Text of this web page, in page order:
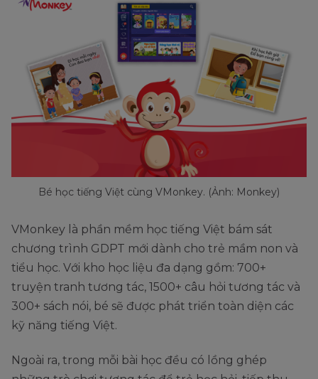
Bé học tiếng Việt cùng VMonkey. (Ảnh: Monkey)
VMonkey là phần mềm học tiếng Việt bám sát
chương trình GDPT mới dành cho trẻ mầm non và
tiểu học. Với kho học liệu đa dạng gồm: 700+
truyện tranh tương tác, 1500+ câu hỏi tương tác và
300+ sách nói, bé sẽ được phát triển toàn diện các
kỹ năng tiếng Việt.
Ngoài ra, trong mỗi bài học đều có lồng ghép